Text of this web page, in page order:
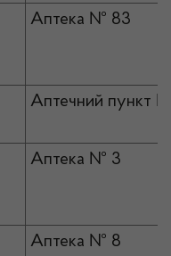
Аптека № 83
Аптечний пункт
Аптека № 3
Аптека № 8